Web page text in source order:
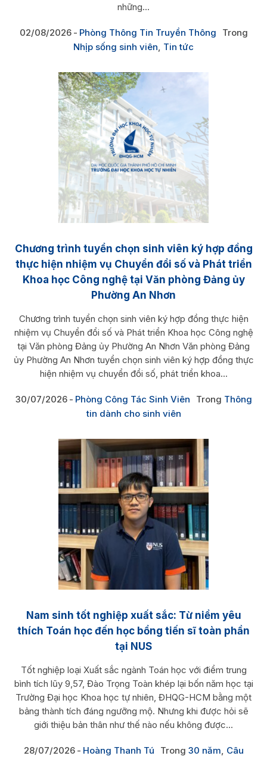
những...
02/08/2026 Phòng Thông Tin Truyền Thông
Trong
Nhịp sống sinh viên, Tin tức
Chương trình tuyển chọn sinh viên ký hợp đồng
thực hiện nhiệm vụ Chuyển đổi số và Phát triển
Khoa học Công nghệ tại Văn phòng Đảng ủy
Phường An Nhơn
Chương trình tuyển chọn sinh viên ký hợp đồng thực hiện
nhiệm vụ Chuyển đổi số và Phát triển Khoa học Công nghệ
tại Văn phòng Đảng ủy Phường An Nhơn Văn phòng Đảng
ủy Phường An Nhơn tuyển chọn sinh viên ký hợp đồng thực
hiện nhiệm vụ chuyển đổi số, phát triển khoa...
30/07/2026 Phòng Công Tác Sinh Viên Trong Thông
tin dành cho sinh viên
Nam sinh tốt nghiệp xuất sắc: Từ niềm yêu
thích Toán học đến học bổng tiến sĩ toàn phần
tại NUS
Tốt nghiệp loại Xuất sắc ngành Toán học với điểm trung
bình tích lũy 9,57, Đào Trọng Toàn khép lại bốn năm học tại
Trường Đại học Khoa học tự nhiên, ĐHQG-HCM bằng một
bảng thành tích đáng ngưỡng mộ. Nhưng khi được hỏi sẽ
giới thiệu bản thân như thế nào nếu không được...
28/07/2026 Hoàng Thanh Tú Trong 30 năm Câu